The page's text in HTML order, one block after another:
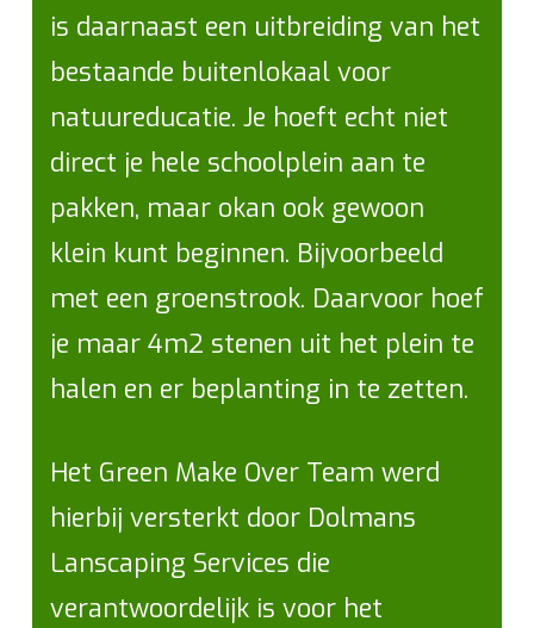
is daarnaast een uitbreiding van het
bestaande buitenlokaal voor
natuureducatie. Je hoeft echt niet
direct je hele schoolplein aan te
pakken, maar okan ook gewoon
klein kunt beginnen. Bijvoorbeeld
met een groenstrook. Daarvoor hoef
je maar 4m2 stenen uit het plein te
halen en er beplanting in te zetten.
Het Green Make Over Team werd
hierbij versterkt door Dolmans
Lanscaping Services die
verantwoordelijk is voor het